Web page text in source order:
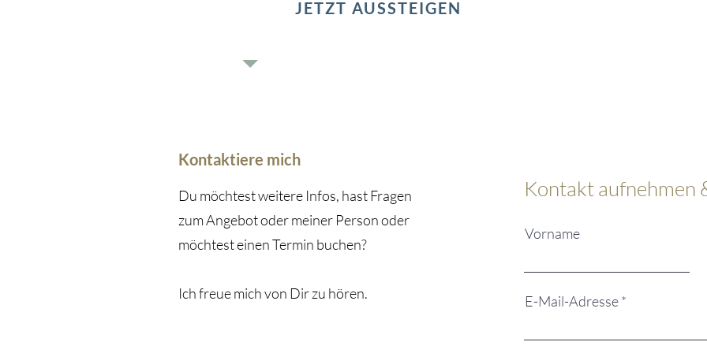
JETZT AUSSTEIGEN
Kontaktiere mich
Du möchtest weitere Infos, hast Fragen
zum Angebot oder meiner Person oder
möchtest einen Termin buchen?
Ich freue mich von Dir zu hören.​
Kontakt aufnehmen
Vorname
E-Mail-Adresse